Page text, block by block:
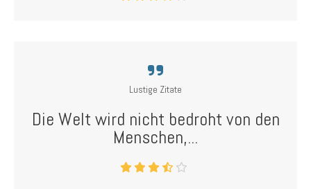
Lustige Zitate
Die Welt wird nicht bedroht von den
Menschen,...